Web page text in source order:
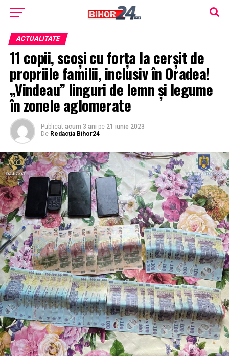
ACTUALITATE
11 copii, scoși cu forța la cerșit de
propriile familii, inclusiv în Oradea!
„Vindeau” linguri de lemn și legume
în zonele aglomerate
Publicat acum 3 ani pe 21 iunie 2023
De Redacția Bihor24